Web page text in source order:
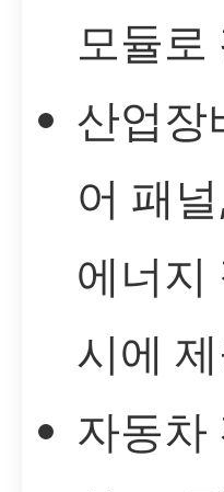
모듈로
산업장
어 패
에너지
시에
자동차